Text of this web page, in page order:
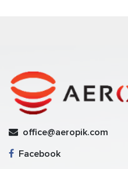
office@aeropik.com
Facebook